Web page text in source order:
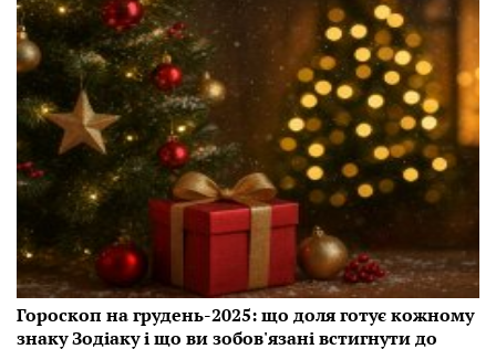
Гороскоп на грудень-2025: що доля готує кожному
знаку Зодіаку і що ви зобов'язані встигнути до